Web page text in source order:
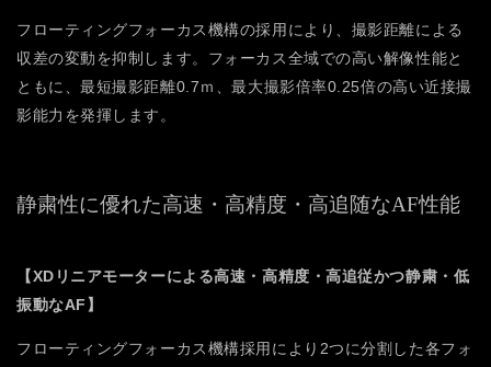
フローティングフォーカス機構の採用により、撮影距離による
収差の変動を抑制します。 フォーカス全域での高い解像性能と
ともに、最短撮影距離0.7ｍ、最大撮影倍率0.25倍の高い近接撮
影能力を発揮します。
静粛性に優れた高速・高精度・高追随なAF性能
【XDリニアモーターによる高速・高精度・高追従かつ静粛・低
振動なAF】
フローティングフォーカス機構採用により2つに分割した各フォ